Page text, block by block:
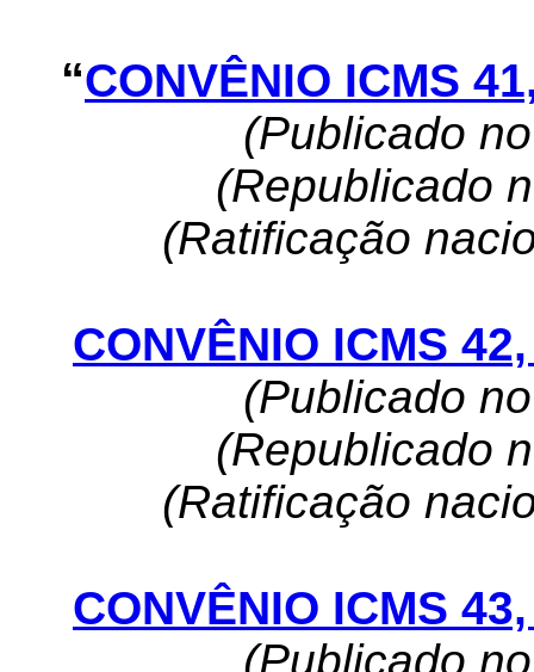
“CONVÊNIO ICMS
(Publicado
(Republicado
(Ratificação
CONVÊNIO ICMS
(Publicado
(Republicado
(Ratificação
CONVÊNIO ICMS
(Publicado